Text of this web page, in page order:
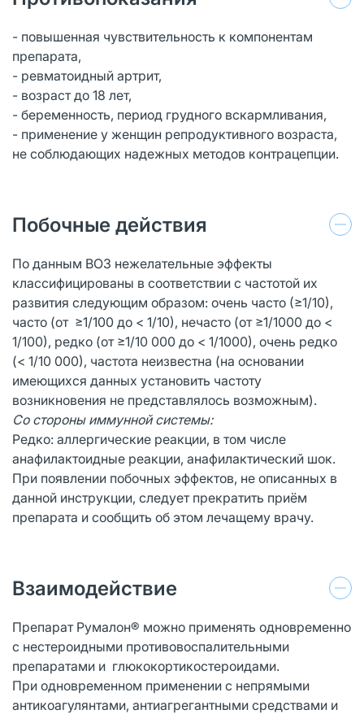
- повышенная чувствительность к компонентам
препарата,
- ревматоидный артрит,
- возраст до 18 лет,
- беременность, период грудного вскармливания,
- применение у женщин репродуктивного возраста,
не соблюдающих надежных методов контрацепции.
Побочные действия
По данным ВОЗ нежелательные эффекты
классифицированы в соответствии с частотой их
развития следующим образом: очень часто (≥1/10),
часто (от ≥1/100 до < 1/10), нечасто (от ≥1/1000 до <
1/100), редко (от ≥1/10 000 до < 1/1000), очень редко
(< 1/10 000), частота неизвестна (на основании
имеющихся данных установить частоту
возникновения не представлялось возможным).
Со стороны иммунной системы:
Редко: аллергические реакции, в том числе
анафилактоидные реакции, анафилактический шок.
При появлении побочных эффектов, не описанных в
данной инструкции, следует прекратить приём
препарата и сообщить об этом лечащему врачу.
Взаимодействие
Препарат Румалон® можно применять одновременно
с нестероидными противовоспалительными
препаратами и глюкокортикостероидами.
При одновременном применении с непрямыми
антикоагулянтами, антиагрегантными средствами и